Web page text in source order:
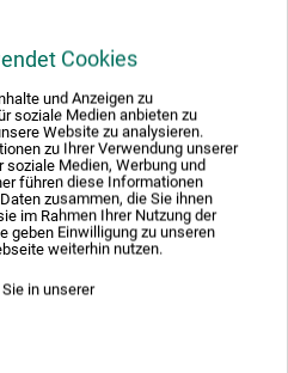
Cookies
und Anzeigen zu
soziale Medien anbieten zu
Website zu analysieren.
zu Ihrer Verwendung unserer
Medien, Werbung und
führen diese Informationen
zusammen, die Sie ihnen
im Rahmen Ihrer Nutzung der
geben Einwilligung zu unseren
weiterhin nutzen.
in unserer
(0)
Kontakt